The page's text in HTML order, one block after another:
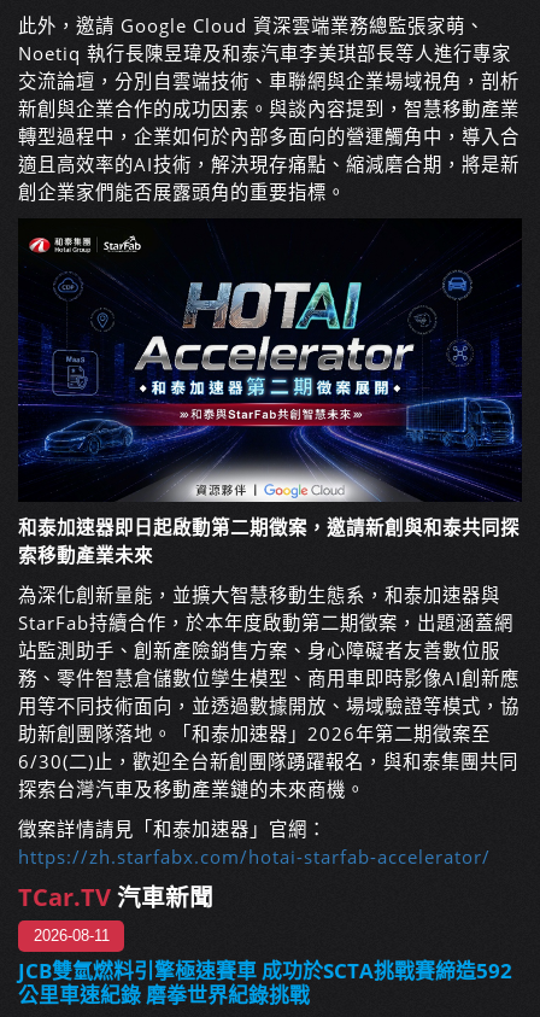
此外，邀請 Google Cloud 資深雲端業務總監張家萌、
Noetiq 執行長陳昱瑋及和泰汽車李美琪部長等人進行專家
交流論壇，分別自雲端技術、車聯網與企業場域視角，剖析
新創與企業合作的成功因素。與談內容提到，智慧移動產業
轉型過程中，企業如何於內部多面向的營運觸角中，導入合
適且高效率的AI技術，解決現存痛點、縮減磨合期，將是新
創企業家們能否展露頭角的重要指標。
和泰加速器即日起啟動第二期徵案，邀請新創與和泰共同探
索移動產業未來
為深化創新量能，並擴大智慧移動生態系，和泰加速器與
StarFab持續合作，於本年度啟動第二期徵案，出題涵蓋網
站監測助手、創新產險銷售方案、身心障礙者友善數位服
務、零件智慧倉儲數位孿生模型、商用車即時影像AI創新應
用等不同技術面向，並透過數據開放、場域驗證等模式，協
助新創團隊落地。「和泰加速器」2026年第二期徵案至
6/30(二)止，歡迎全台新創團隊踴躍報名，與和泰集團共同
探索台灣汽車及移動產業鏈的未來商機。
徵案詳情請見「和泰加速器」官網：
https://zh.starfabx.com/hotai-starfab-accelerator/
TCar.TV汽車新聞
2026-08-11
JCB雙氫燃料引擎極速賽車 成功於SCTA挑戰賽締造592
公里車速紀錄 磨拳世界紀錄挑戰